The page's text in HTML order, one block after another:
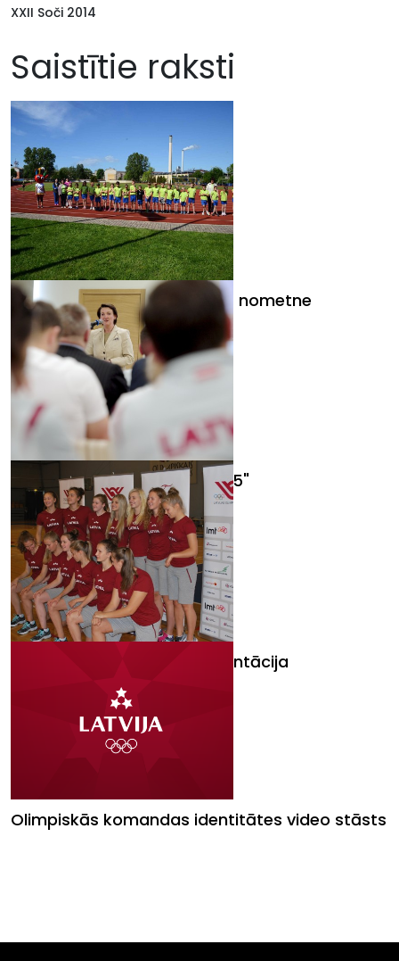
XXII Soči 2014
Saistītie raksti
"Sporto visa klase": vasaras nometne
Latvijas komanda "Baku 2015"
EYOF 2015: komandas prezentācija
Olimpiskās komandas identitātes video stāsts